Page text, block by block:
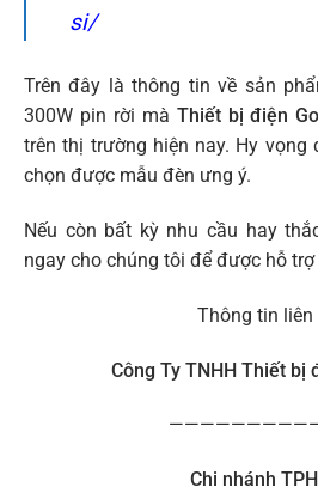
si/
Trên đây là thông tin về sản
300W pin rời mà Thiết bị điện
trên thị trường hiện nay. Hy vọng
chọn được mẫu đèn ưng ý.
Nếu còn bất kỳ nhu cầu hay
ngay cho chúng tôi để được hỗ
Thông tin liên
Công Ty TNHH Thiết bị
Chi nhánh